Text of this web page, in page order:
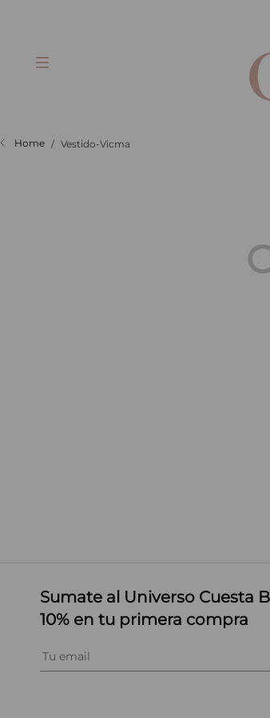
Vestido-Vicma
Sumate al Universo Cuesta
10% en tu primera compra